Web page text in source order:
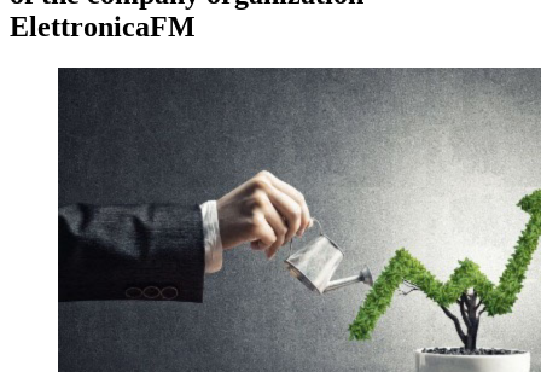
ElettronicaFM